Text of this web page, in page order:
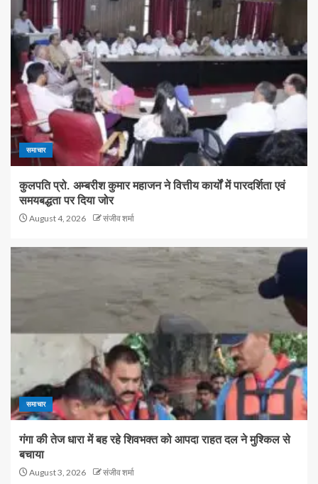
समाचार
कुलपति प्रो. अम्बरीश कुमार महाजन ने वित्तीय कार्यों में पारदर्शिता एवं
समयबद्धता पर दिया जोर
August 4, 2026 संजीव शर्मा
समाचार
गंगा की तेज धारा में बह रहे शिवभक्त को आपदा राहत दल ने मुश्किल से
बचाया
August 3, 2026 संजीव शर्मा